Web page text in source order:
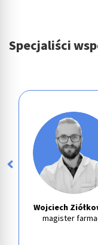
Specjaliści
Wojciech
magister